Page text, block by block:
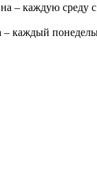
– каждую
каждый